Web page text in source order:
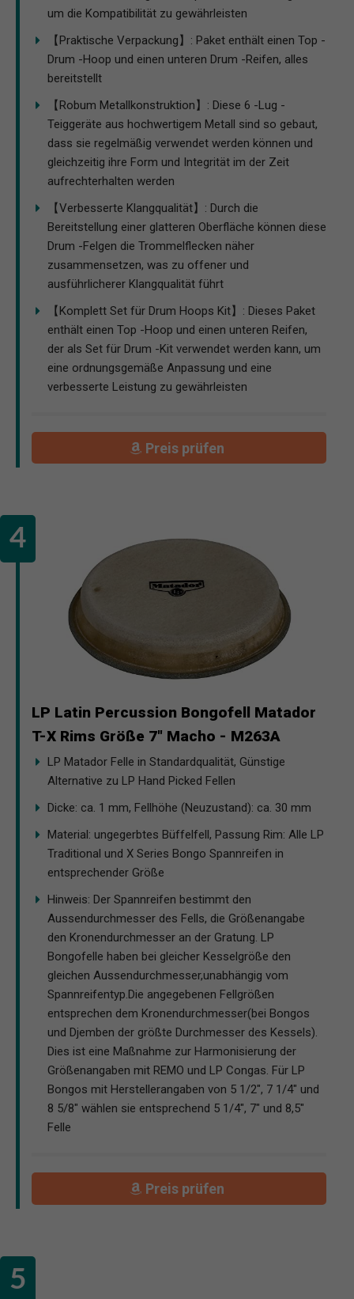
um die Kompatibilität zu gewährleisten
【Praktische Verpackung】: Paket enthält einen Top -
Drum -Hoop und einen unteren Drum -Reifen, alles
bereitstellt
【Robum Metallkonstruktion】: Diese 6 -Lug -
Teiggeräte aus hochwertigem Metall sind so gebaut,
dass sie regelmäßig verwendet werden können und
gleichzeitig ihre Form und Integrität im der Zeit
aufrechterhalten werden
【Verbesserte Klangqualität】: Durch die
Bereitstellung einer glatteren Oberfläche können diese
Drum -Felgen die Trommelflecken näher
zusammensetzen, was zu offener und
ausführlicherer Klangqualität führt
【Komplett Set für Drum Hoops Kit】: Dieses Paket
enthält einen Top -Hoop und einen unteren Reifen,
der als Set für Drum -Kit verwendet werden kann, um
eine ordnungsgemäße Anpassung und eine
verbesserte Leistung zu gewährleisten
Preis prüfen
LP Latin Percussion Bongofell Matador
T-X Rims Größe 7" Macho - M263A
LP Matador Felle in Standardqualität, Günstige
Alternative zu LP Hand Picked Fellen
Dicke: ca. 1 mm, Fellhöhe (Neuzustand): ca. 30 mm
Material: ungegerbtes Büffelfell, Passung Rim: Alle LP
Traditional und X Series Bongo Spannreifen in
entsprechender Größe
Hinweis: Der Spannreifen bestimmt den
Aussendurchmesser des Fells, die Größenangabe
den Kronendurchmesser an der Gratung. LP
Bongofelle haben bei gleicher Kesselgröße den
gleichen Aussendurchmesser,unabhängig vom
Spannreifentyp.Die angegebenen Fellgrößen
entsprechen dem Kronendurchmesser(bei Bongos
und Djemben der größte Durchmesser des Kessels).
Dies ist eine Maßnahme zur Harmonisierung der
Größenangaben mit REMO und LP Congas. Für LP
Bongos mit Herstellerangaben von 5 1/2", 7 1/4" und
8 5/8" wählen sie entsprechend 5 1/4", 7" und 8,5"
Felle
Preis prüfen